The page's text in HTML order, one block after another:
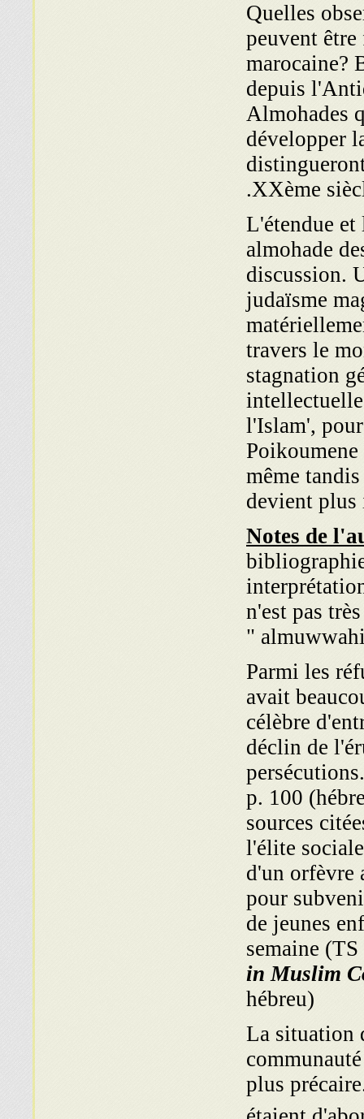
Quelles
peuvent
marocaine?
depuis
Almohades
développer
XXème
L'étendue et
almohade
discussion.
judaïsme
travers le
stagnation
l'Islam',
même
devient
Notes de
n'est pas
Parmi les
avait
célèbre
déclin de
p. 100
sources
l'élite
d'un orfèvre
pour
de jeunes
semaine
in Muslim
hébreu)
La situation
plus